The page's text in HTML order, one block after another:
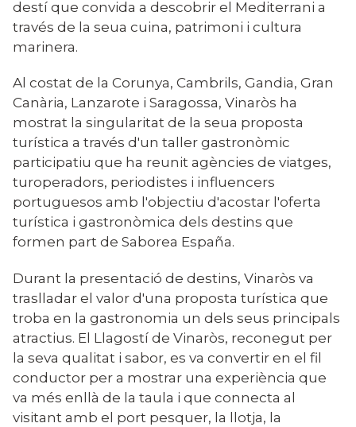
destí que convida a descobrir el Mediterrani a
través de la seua cuina, patrimoni i cultura
marinera.
Al costat de la Corunya, Cambrils, Gandia, Gran
Canària, Lanzarote i Saragossa, Vinaròs ha
mostrat la singularitat de la seua proposta
turística a través d'un taller gastronòmic
participatiu que ha reunit agències de viatges,
turoperadors, periodistes i influencers
portuguesos amb l'objectiu d'acostar l'oferta
turística i gastronòmica dels destins que
formen part de Saborea España.
Durant la presentació de destins, Vinaròs va
traslladar el valor d'una proposta turística que
troba en la gastronomia un dels seus principals
atractius. El Llagostí de Vinaròs, reconegut per
la seva qualitat i sabor, es va convertir en el fil
conductor per a mostrar una experiència que
va més enllà de la taula i que connecta al
visitant amb el port pesquer, la llotja, la